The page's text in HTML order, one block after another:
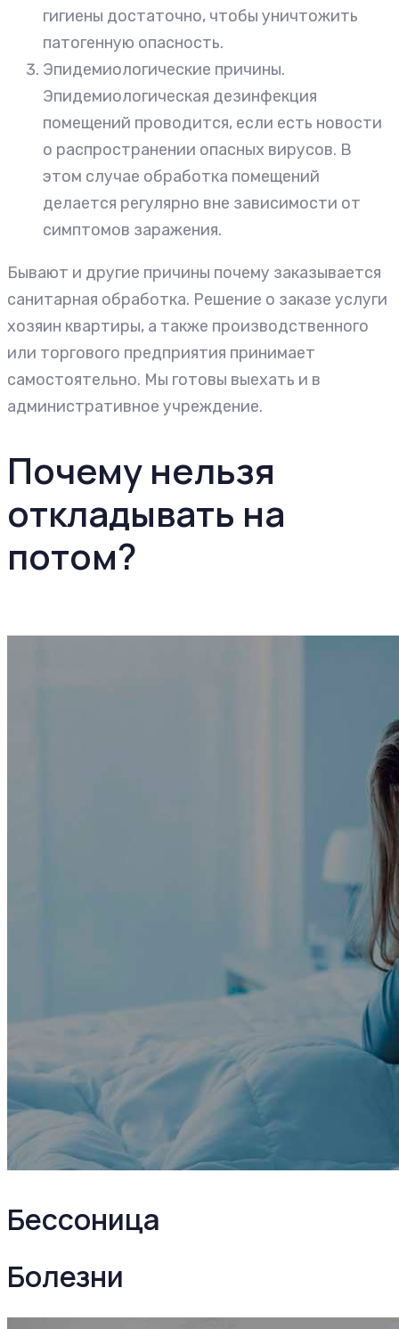
гигиены достаточно, чтобы уничтожить
патогенную опасность.
Эпидемиологические причины.
Эпидемиологическая дезинфекция
помещений проводится, если есть новости
о распространении опасных вирусов. В
этом случае обработка помещений
делается регулярно вне зависимости от
симптомов заражения.
Бывают и другие причины почему заказывается
санитарная обработка. Решение о заказе услуги
хозяин квартиры, а также производственного
или торгового предприятия принимает
самостоятельно. Мы готовы выехать и в
административное учреждение.
Почему нельзя
откладывать на
потом?
Бессоница
Болезни